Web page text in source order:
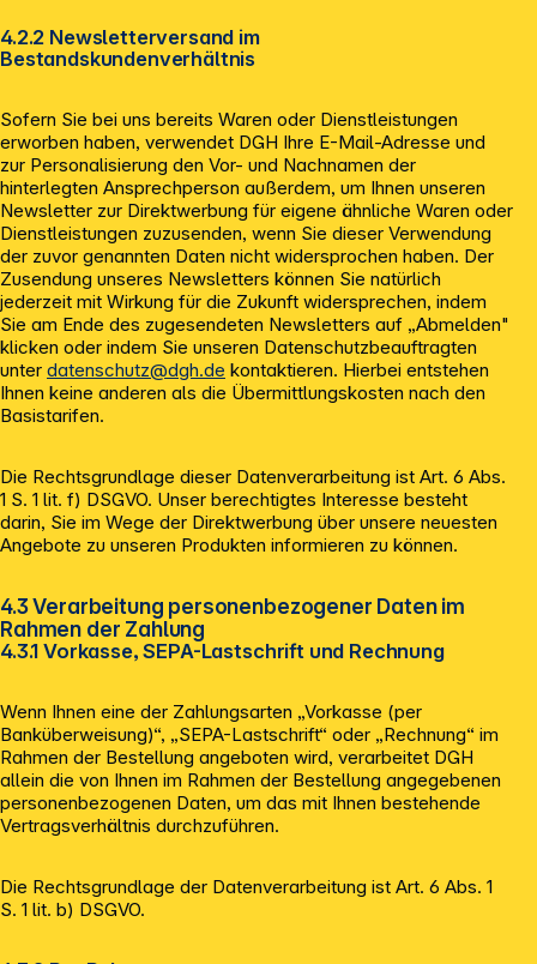
4.2.2 Newsletterversand im
Bestandskundenverhältnis
Sofern Sie bei uns bereits Waren oder Dienstleistungen
erworben haben, verwendet DGH Ihre E-Mail-Adresse und
zur Personalisierung den Vor- und Nachnamen der
hinterlegten Ansprechperson außerdem, um Ihnen unseren
Newsletter zur Direktwerbung für eigene ähnliche Waren oder
Dienstleistungen zuzusenden, wenn Sie dieser Verwendung
der zuvor genannten Daten nicht widersprochen haben. Der
Zusendung unseres Newsletters können Sie natürlich
jederzeit mit Wirkung für die Zukunft widersprechen, indem
Sie am Ende des zugesendeten Newsletters auf „Abmelden"
klicken oder indem Sie unseren Datenschutzbeauftragten
unter datenschutz@dgh.de kontaktieren. Hierbei entstehen
Ihnen keine anderen als die Übermittlungskosten nach den
Basistarifen.
Die Rechtsgrundlage dieser Datenverarbeitung ist Art. 6 Abs.
1 S. 1 lit. f) DSGVO. Unser berechtigtes Interesse besteht
darin, Sie im Wege der Direktwerbung über unsere neuesten
Angebote zu unseren Produkten informieren zu können.
4.3 Verarbeitung personenbezogener Daten im
Rahmen der Zahlung
4.3.1 Vorkasse, SEPA-Lastschrift und Rechnung
Wenn Ihnen eine der Zahlungsarten „Vorkasse (per
Banküberweisung)“, „SEPA-Lastschrift“ oder „Rechnung“ im
Rahmen der Bestellung angeboten wird, verarbeitet DGH
allein die von Ihnen im Rahmen der Bestellung angegebenen
personenbezogenen Daten, um das mit Ihnen bestehende
Vertragsverhältnis durchzuführen.
Die Rechtsgrundlage der Datenverarbeitung ist Art. 6 Abs. 1
S. 1 lit. b) DSGVO.